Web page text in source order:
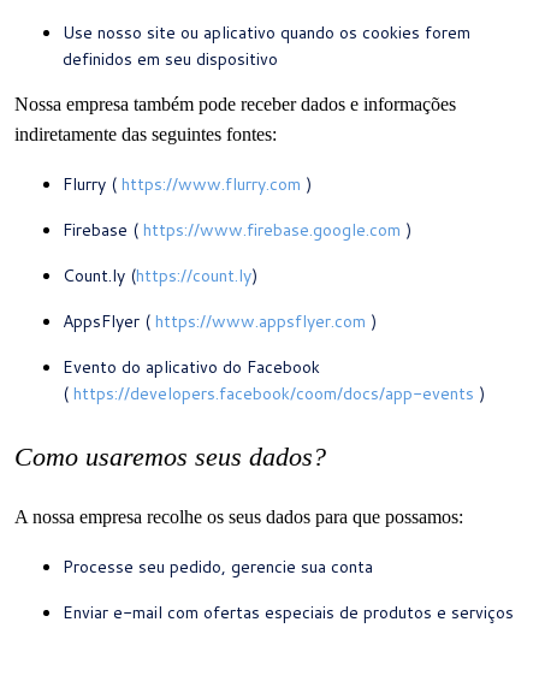
Use nosso site ou aplicativo quando os cookies forem
definidos em seu dispositivo
Nossa empresa também pode receber dados e informações
indiretamente das seguintes fontes:
Flurry ( https://www.flurry.com )
Firebase ( https://www.firebase.google.com )
Count.ly (https://count.ly)
AppsFlyer ( https://www.appsflyer.com )
Evento do aplicativo do Facebook
( https://developers.facebook/coom/docs/app-events )
Como usaremos seus dados?
A nossa empresa recolhe os seus dados para que possamos:
Processe seu pedido, gerencie sua conta
Enviar e-mail com ofertas especiais de produtos e serviços